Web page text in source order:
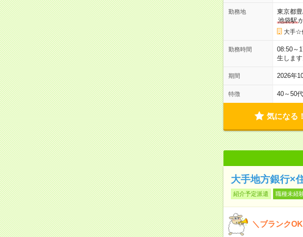
勤務地
東京都
池袋駅
大手☆
勤務時間
08:50～
生します
期間 2026年
特徴 40～50
気になる！
大手地方銀行×
紹介予定派遣 職種未経
＼ブランク